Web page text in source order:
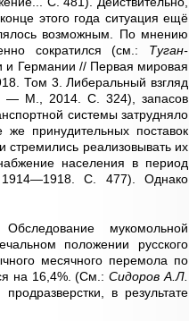
этого года ситуация ещё
возможным. По мнению
сократился (см.: Туган-
и Германии // Первая мировая
Том 3. Либеральный взгляд
. — М., 2014. С. 324), запасов
системы затрудняло
же принудительных поставок
стремились реализовывать их
населения в период
С. 477). Однако
мукомольной
положении русского
месячного перемола по
на 16,4%. (См.:Сидоров А.Л.
в результате